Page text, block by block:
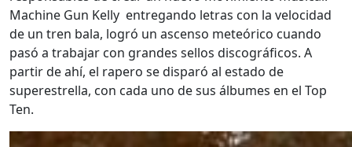
Machine Gun Kelly entregando letras con la velocidad
de un tren bala, logró un ascenso meteórico cuando
pasó a trabajar con grandes sellos discográficos. A
partir de ahí, el rapero se disparó al estado de
superestrella, con cada uno de sus álbumes en el Top
Ten.